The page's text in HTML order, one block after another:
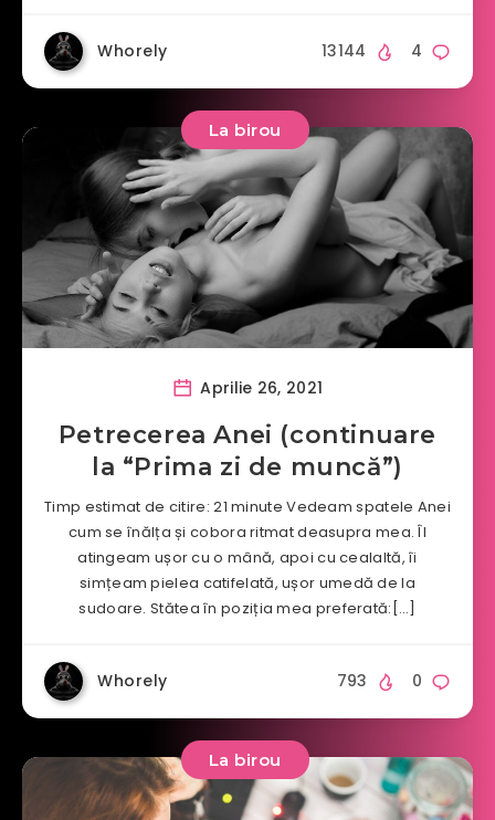
Whorely 4
13144
La birou
Aprilie 26, 2021
Petrecerea Anei (continuare
la “Prima zi de muncă”)
Timp estimat de citire: 21 minute Vedeam spatele Anei
cum se înălța și cobora ritmat deasupra mea. Îl
atingeam ușor cu o mână, apoi cu cealaltă, îi
simțeam pielea catifelată, ușor umedă de la
sudoare. Stătea în poziția mea preferată:[…]
Whorely 0
793
La birou